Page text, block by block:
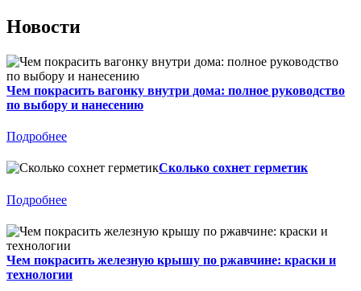
Новости
Чем покрасить вагонку внутри дома: полное руководство
по выбору и нанесению
Подробнее
Сколько сохнет герметик
Подробнее
Чем покрасить железную крышу по ржавчине: краски и
технологии